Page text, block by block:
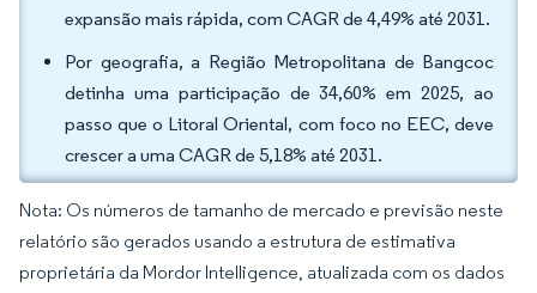
expansão mais rápida, com CAGR de 4,49% até 2031.
Por geografia, a Região Metropolitana de Bangcoc
detinha uma participação de 34,60% em 2025, ao
passo que o Litoral Oriental, com foco no EEC, deve
crescer a uma CAGR de 5,18% até 2031.
Nota: Os números de tamanho de mercado e previsão neste
relatório são gerados usando a estrutura de estimativa
proprietária da Mordor Intelligence, atualizada com os dados